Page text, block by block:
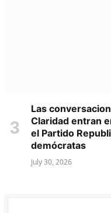
Las
Claridad entran
el Partido
demócratas
July 30, 2026